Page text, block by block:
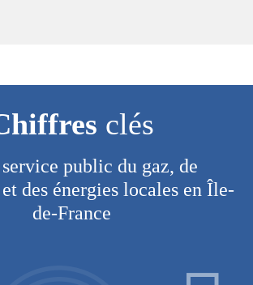
clés
public du gaz, de
des énergies locales en Île-
de-France